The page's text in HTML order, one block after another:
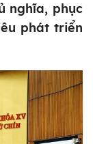
nghĩa, phục
phát triển